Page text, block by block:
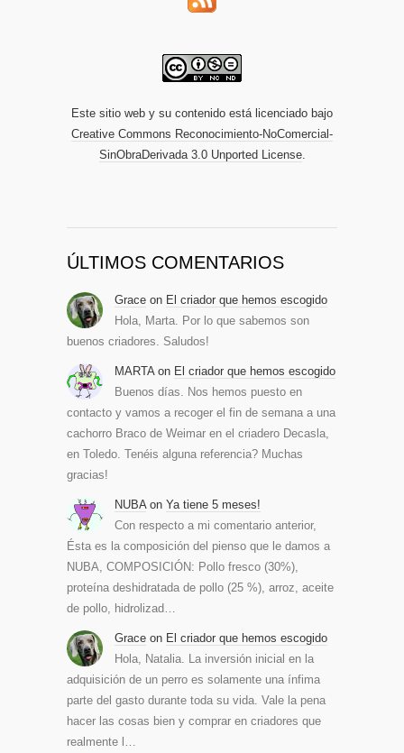
Este sitio web y su contenido está licenciado bajo
Creative Commons Reconocimiento-NoComercial-
SinObraDerivada 3.0 Unported License.
ÚLTIMOS COMENTARIOS
Grace on El criador que hemos escogido
Hola, Marta. Por lo que sabemos son
buenos criadores. Saludos!
MARTA on El criador que hemos escogido
Buenos días. Nos hemos puesto en
contacto y vamos a recoger el fin de semana a una
cachorro Braco de Weimar en el criadero Decasla,
en Toledo. Tenéis alguna referencia? Muchas
gracias!
NUBA on Ya tiene 5 meses!
Con respecto a mi comentario anterior,
Ésta es la composición del pienso que le damos a
NUBA, COMPOSICIÓN: Pollo fresco (30%),
proteína deshidratada de pollo (25 %), arroz, aceite
de pollo, hidrolizad…
Grace on El criador que hemos escogido
Hola, Natalia. La inversión inicial en la
adquisición de un perro es solamente una ínfima
parte del gasto durante toda su vida. Vale la pena
hacer las cosas bien y comprar en criadores que
realmente l…